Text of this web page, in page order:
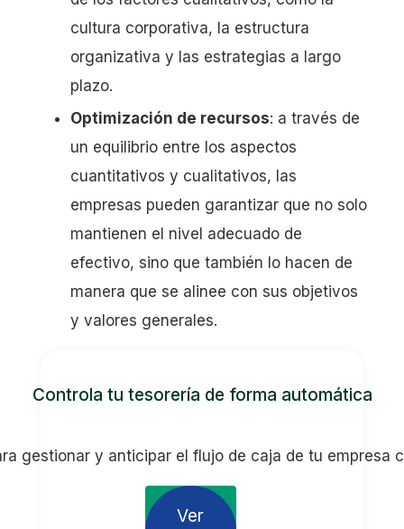
cultura corporativa, la estructura
organizativa y las estrategias a largo
plazo.
Optimización de recursos: a través de
un equilibrio entre los aspectos
cuantitativos y cualitativos, las
empresas pueden garantizar que no solo
mantienen el nivel adecuado de
efectivo, sino que también lo hacen de
manera que se alinee con sus objetivos
y valores generales.
Controla tu tesorería de forma automática
gestionar y anticipar el flujo de caja de tu empresa
Ver